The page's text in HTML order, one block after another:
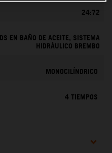
24:72
EN BAÑO DE ACEITE, SISTEMA
HIDRÁULICO BREMBO
MONOCILÍNDRICO
4 TIEMPOS